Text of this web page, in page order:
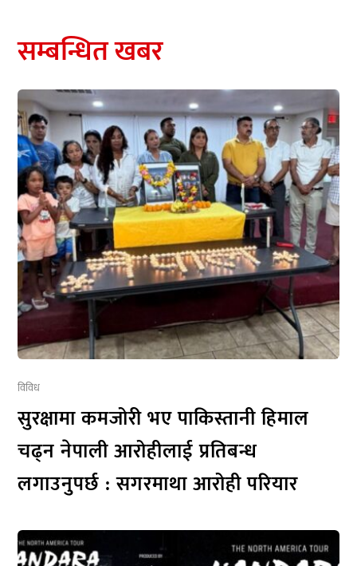
सम्बन्धित खबर
विविध
सुरक्षामा कमजोरी भए पाकिस्तानी हिमाल
चढ्न नेपाली आरोहीलाई प्रतिबन्ध
लगाउनुपर्छ : सगरमाथा आरोही परियार